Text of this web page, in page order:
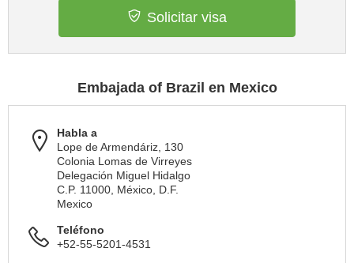
Solicitar visa
Embajada of Brazil en Mexico
Habla a
Lope de Armendáriz, 130
Colonia Lomas de Virreyes
Delegación Miguel Hidalgo
C.P. 11000, México, D.F.
Mexico
Teléfono
+52-55-5201-4531